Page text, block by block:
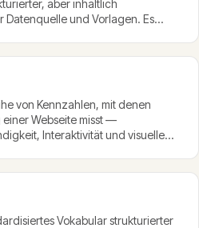
aber inhaltlich
Datenquelle und Vorlagen. Es
von Kennzahlen, mit denen
Webseite misst —
Interaktivität und visuelle
Vokabular strukturierter